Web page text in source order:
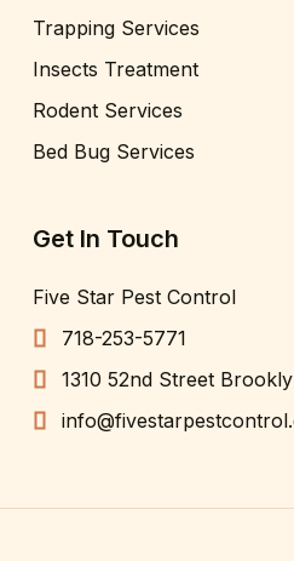
Trapping Services
Insects Treatment
Rodent Services
Bed Bug Services
Get In Touch
Five Star Pest Control
718-253-5771
1310 52nd Street